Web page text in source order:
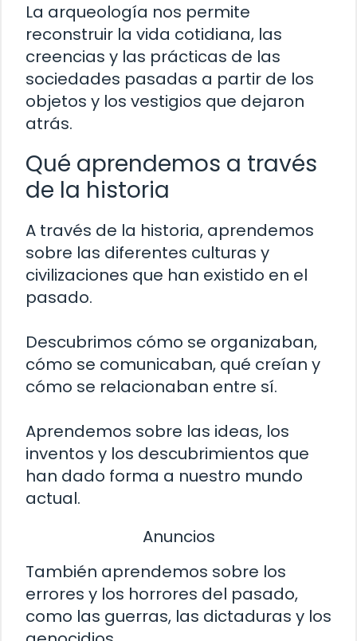
La arqueología nos permite
reconstruir la vida cotidiana, las
creencias y las prácticas de las
sociedades pasadas a partir de los
objetos y los vestigios que dejaron
atrás.
Qué aprendemos a través
de la historia
A través de la historia, aprendemos
sobre las diferentes culturas y
civilizaciones que han existido en el
pasado.
Descubrimos cómo se organizaban,
cómo se comunicaban, qué creían y
cómo se relacionaban entre sí.
Aprendemos sobre las ideas, los
inventos y los descubrimientos que
han dado forma a nuestro mundo
actual.
Anuncios
También aprendemos sobre los
errores y los horrores del pasado,
como las guerras, las dictaduras y los